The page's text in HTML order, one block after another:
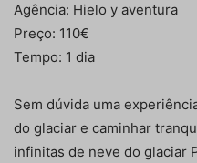
Agência: Hielo y aventura
Preço: 110€
Tempo: 1 dia
Sem dúvida uma
do glaciar e caminhar
infinitas de neve do glaciar